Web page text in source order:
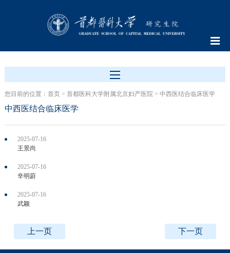
您目前的位置： 首页> 首都医科大学附属北京妇产医院> 中西医结合临床医学
中西医结合临床医学
2025-07-16
王景尚
2025-07-16
辛明蔚
2025-07-16
武颖
上一页 下一页